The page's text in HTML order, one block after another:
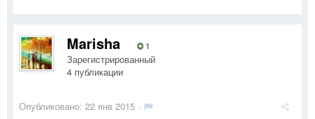
Marisha 1
Зарегистрированный
4 публикации
Опубликовано: 22 янв 2015 ·